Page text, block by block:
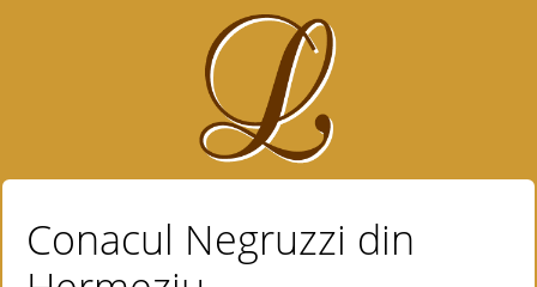
Conacul Negruzzi din